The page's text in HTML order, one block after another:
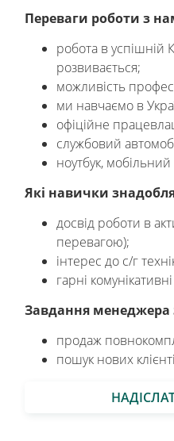
Переваги роботи з
робота в успішній
розвивається;
можливість
ми навчаємо в
офіційне
службовий
ноутбук, мобільний
Які навички
досвід роботи в
перевагою);
інтерес до с/г
гарні
Завдання менеджера
продаж
пошук нових